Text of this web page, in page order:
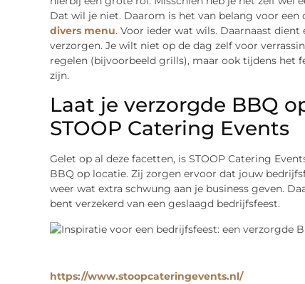
Dat wil je niet. Daarom is het van belang voor een
divers menu. Voor ieder wat wils. Daarnaast
verzorgen. Je wilt niet op de dag zelf voor
regelen (bijvoorbeeld grills), maar ook tijdens het
zijn.
Laat je verzorgde BBQ
STOOP Catering Events
Gelet op al deze facetten, is STOOP Catering
BBQ op locatie. Zij zorgen ervoor dat jouw
weer wat extra schwung aan je business geven.
bent verzekerd van een geslaagd bedrijfsfeest.
https://www.stoopcateringevents.nl/